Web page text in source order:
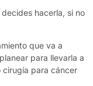
hacerla, si no
que va a
para llevarla a
cirugía para cáncer